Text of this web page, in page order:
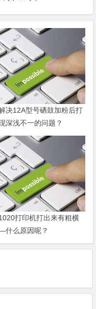
决12A型号硒鼓加粉后打
深浅不一的问题？
打印机打出来有粗横
么原因呢？